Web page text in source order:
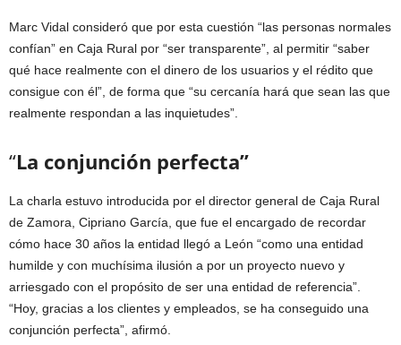
Marc Vidal consideró que por esta cuestión “las personas normales
confían” en Caja Rural por “ser transparente”, al permitir “saber
qué hace realmente con el dinero de los usuarios y el rédito que
consigue con él”, de forma que “su cercanía hará que sean las que
realmente respondan a las inquietudes”.
“La conjunción perfecta”
La charla estuvo introducida por el director general de Caja Rural
de Zamora, Cipriano García, que fue el encargado de recordar
cómo hace 30 años la entidad llegó a León “como una entidad
humilde y con muchísima ilusión a por un proyecto nuevo y
arriesgado con el propósito de ser una entidad de referencia”.
“Hoy, gracias a los clientes y empleados, se ha conseguido una
conjunción perfecta”, afirmó.